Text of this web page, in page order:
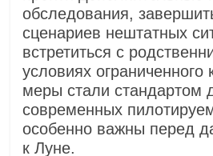
обследования,
сценариев нештатных
встретиться с
условиях ограниченного
меры стали стандартом
современных
особенно важны перед
к Луне.